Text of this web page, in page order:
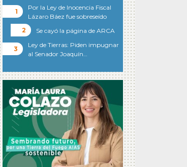
Por la Ley de Inocencia Fiscal
Lázaro Báez fue sobreseído
Se cayó la página de ARCA
Ley de Tierras: Piden impugnar
al Senador Joaquín…